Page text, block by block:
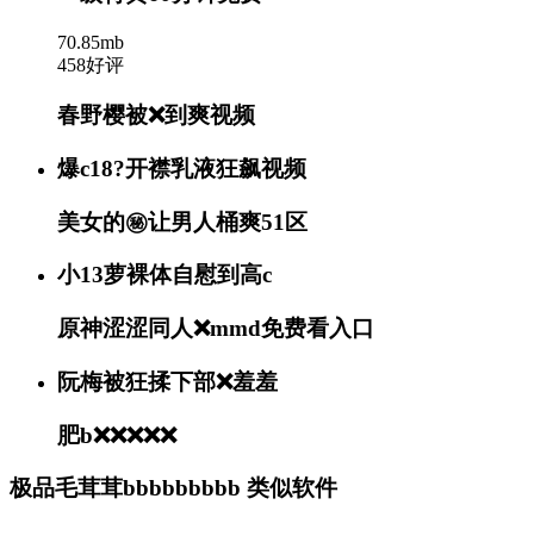
70.85mb
458好评
春野樱被❌到爽视频
爆c18?开襟乳液狂飙视频
美女的㊙️让男人桶爽51区
小13萝裸体自慰到高c
原神涩涩同人❌mmd免费看入口
阮梅被狂揉下部❌羞羞
肥b❌❌❌❌❌
极品毛茸茸bbbbbbbbb 类似软件